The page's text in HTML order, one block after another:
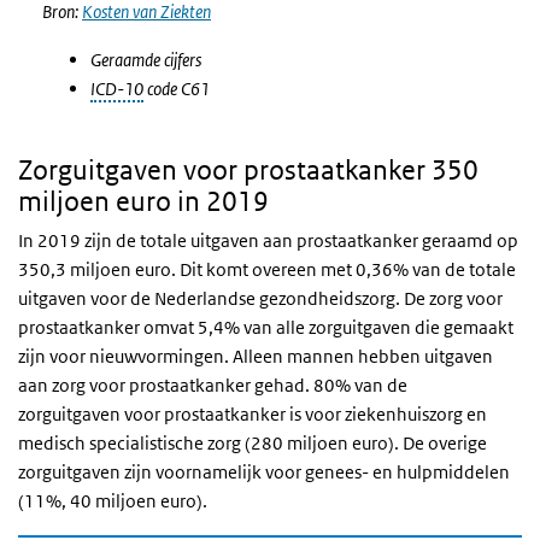
Bron: Kosten van Ziekten
Geraamde cijfers
ICD-10code C61
Zorguitgaven voor prostaatkanker 350
miljoen euro in 2019
In 2019 zijn de totale uitgaven aan prostaatkanker geraamd op
350,3 miljoen euro. Dit komt overeen met 0,36% van de totale
uitgaven voor de Nederlandse gezondheidszorg. De zorg voor
prostaatkanker omvat 5,4% van alle zorguitgaven die gemaakt
zijn voor nieuwvormingen. Alleen mannen hebben uitgaven
aan zorg voor prostaatkanker gehad. 80% van de
zorguitgaven voor prostaatkanker is voor ziekenhuiszorg en
medisch specialistische zorg (280 miljoen euro). De overige
zorguitgaven zijn voornamelijk voor genees- en hulpmiddelen
(11%, 40 miljoen euro).